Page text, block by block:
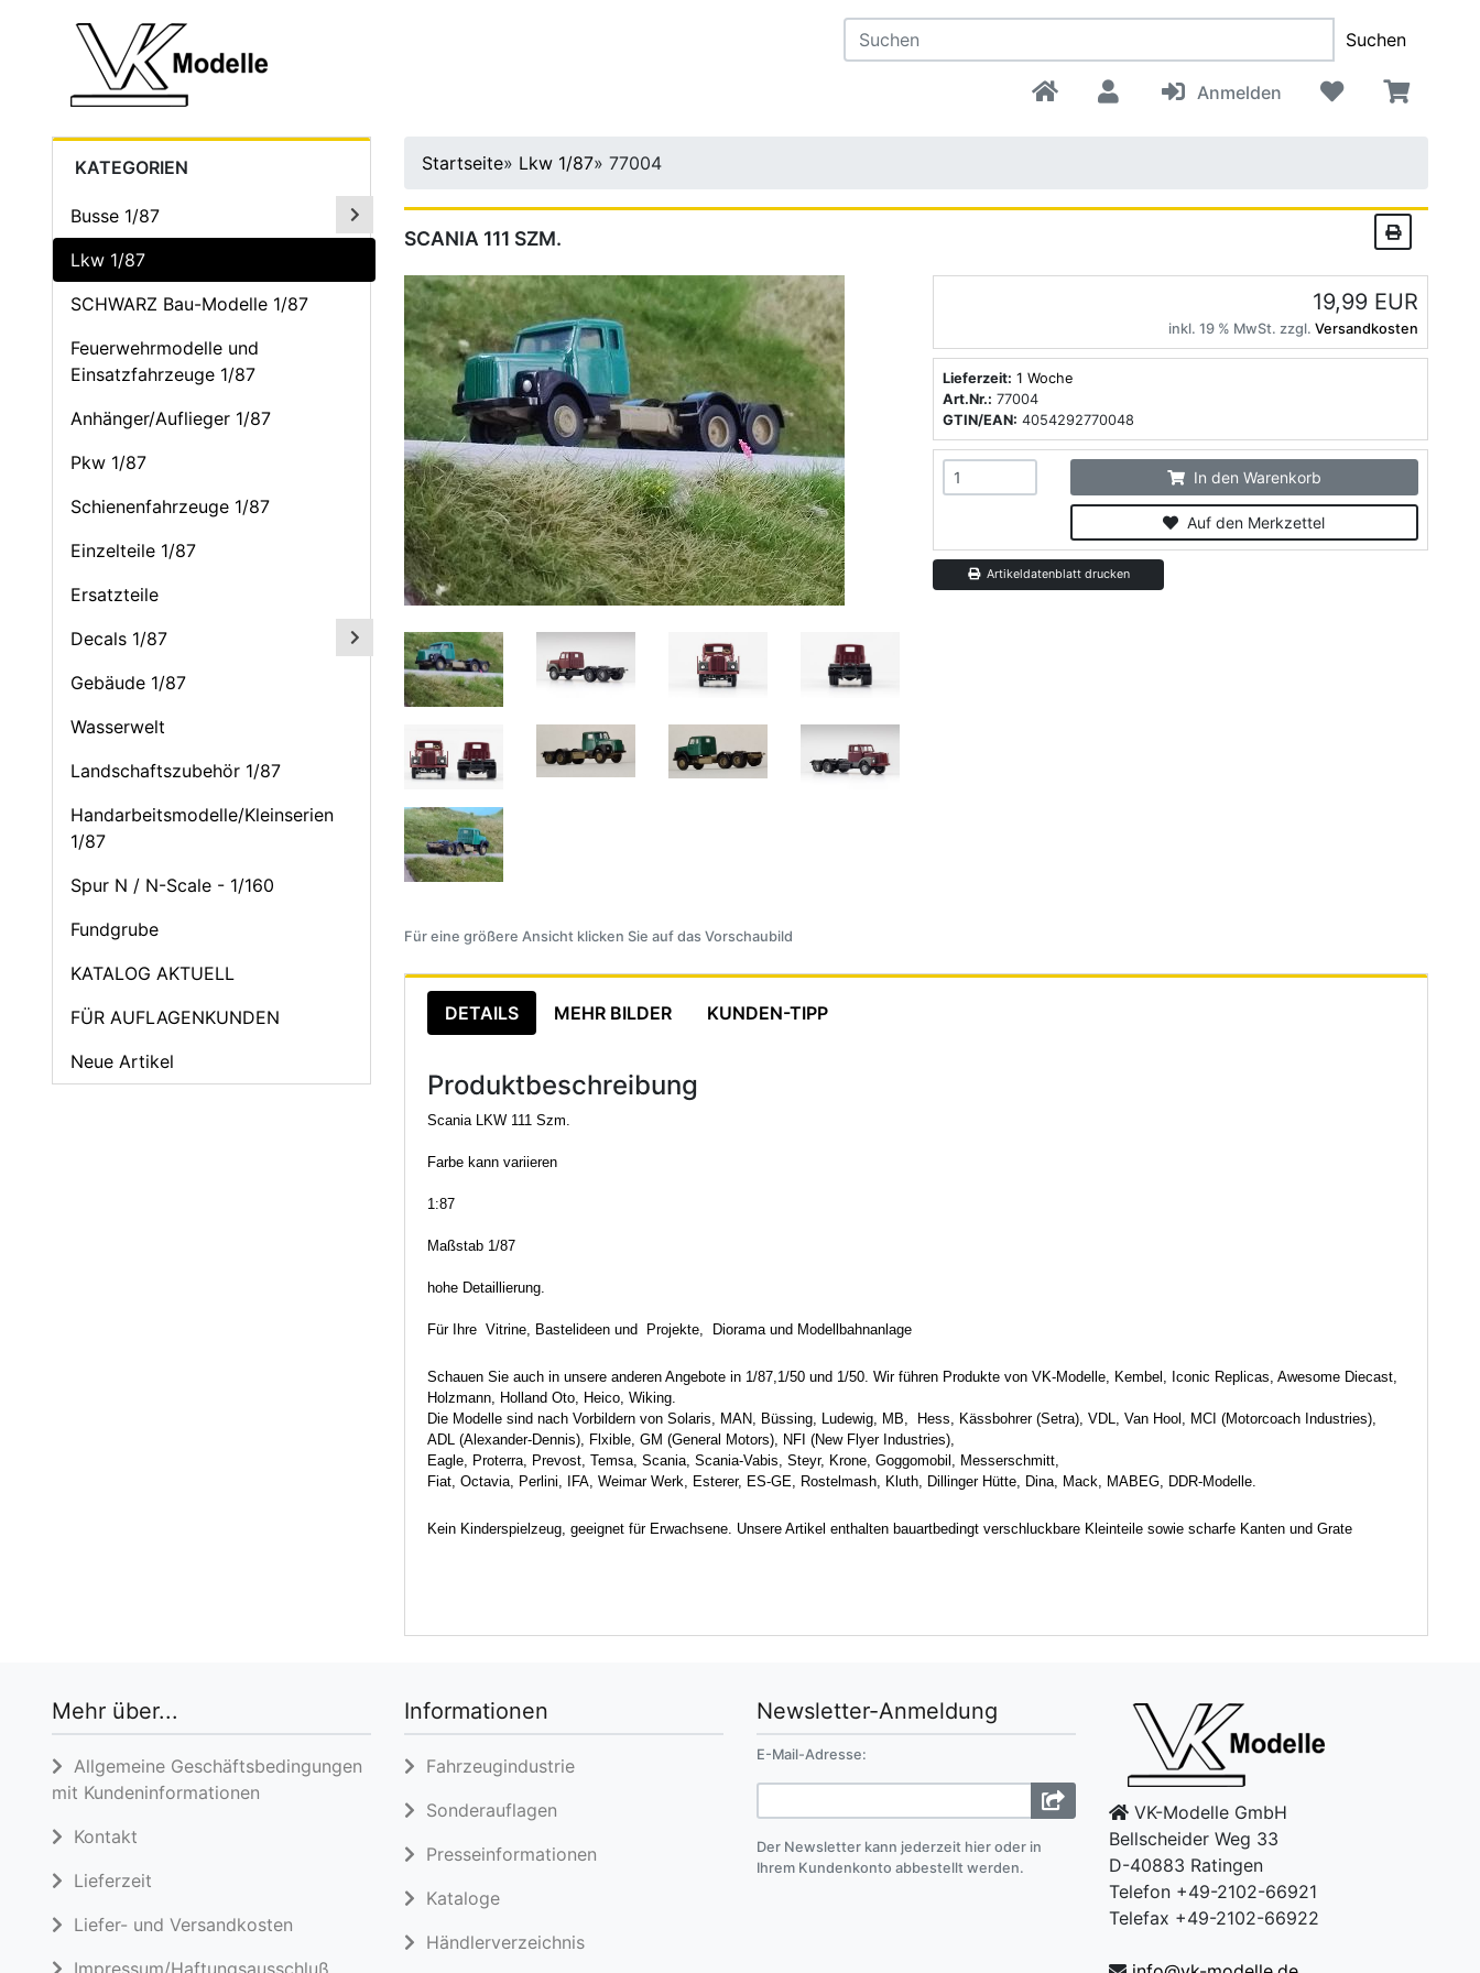
Suchen
Anmelden
KATEGORIEN
Busse 1/87
Lkw 1/87
SCHWARZ Bau-Modelle 1/87
Feuerwehrmodelle und
Einsatzfahrzeuge 1/87
Anhänger/Auflieger 1/87
Pkw 1/87
Schienenfahrzeuge 1/87
Einzelteile 1/87
Ersatzteile
Decals 1/87
Gebäude 1/87
Wasserwelt
Landschaftszubehör 1/87
Handarbeitsmodelle/Kleinserien
1/87
Spur N / N-Scale - 1/160
Fundgrube
KATALOG AKTUELL
FÜR AUFLAGENKUNDEN
Neue Artikel
Startseite» Lkw 1/87» 77004
SCANIA 111 SZM.
Für eine größere Ansicht klicken Sie auf das Vorschaubild
19,99 EUR
inkl. 19 % MwSt. zzgl. Versandkosten
Lieferzeit: 1 Woche
Art.Nr.: 77004
GTIN/EAN: 4054292770048
In den Warenkorb
Auf den Merkzettel
Artikeldatenblatt drucken
DETAILS MEHR BILDER KUNDEN-TIPP
Produktbeschreibung
Scania LKW 111 Szm.
Farbe kann variieren
1:87
Maßstab 1/87
hohe Detaillierung.
Für Ihre Vitrine, Bastelideen und Projekte, Diorama und Modellbahnanlage
Schauen Sie auch in unsere anderen Angebote in 1/87,1/50 und 1/50. Wir führen Produkte von VK-Modelle, Kembel, Iconic Replicas, Awesome Diecast,
Holzmann, Holland Oto, Heico, Wiking.
Die Modelle sind nach Vorbildern von Solaris, MAN, Büssing, Ludewig, MB, Hess, Kässbohrer (Setra), VDL, Van Hool, MCI (Motorcoach Industries),
ADL (Alexander-Dennis), Flxible, GM (General Motors), NFI (New Flyer Industries),
Eagle, Proterra, Prevost, Temsa, Scania, Scania-Vabis, Steyr, Krone, Goggomobil, Messerschmitt,
Fiat, Octavia, Perlini, IFA, Weimar Werk, Esterer, ES-GE, Rostelmash, Kluth, Dillinger Hütte, Dina, Mack, MABEG, DDR-Modelle.
Kein Kinderspielzeug, geeignet für Erwachsene. Unsere Artikel enthalten bauartbedingt verschluckbare Kleinteile sowie scharfe Kanten und Grate
Mehr über...
Allgemeine Geschäftsbedingungen
mit Kundeninformationen
Kontakt
Lieferzeit
Liefer- und Versandkosten
Impressum/Haftungsausschluß
Informationen
Fahrzeugindustrie
Sonderauflagen
Presseinformationen
Kataloge
Händlerverzeichnis
Newsletter-Anmeldung
E-Mail-Adresse:
Der Newsletter kann jederzeit hier oder in
Ihrem Kundenkonto abbestellt werden.
VK-Modelle GmbH
Bellscheider Weg 33
D-40883 Ratingen
Telefon +49-2102-66921
Telefax +49-2102-66922